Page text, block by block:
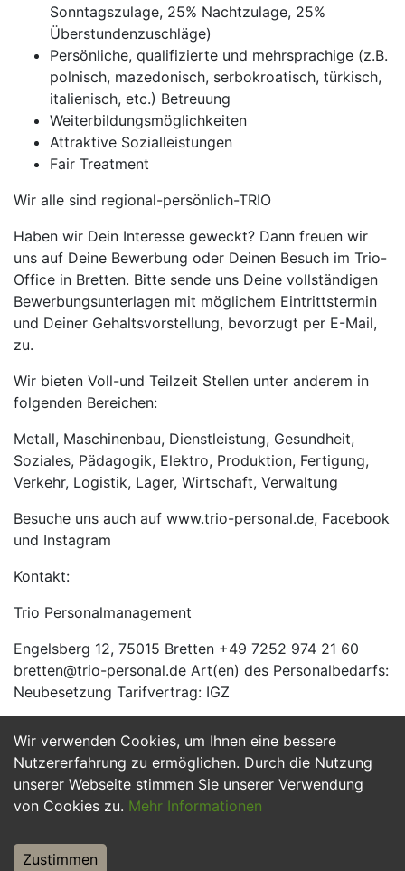
Wir verwenden Cookies, um Ihnen eine bessere
Nutzererfahrung zu ermöglichen. Durch die Nutzung
unserer Webseite stimmen Sie unserer Verwendung
von Cookies zu. Mehr Informationen
Zustimmen
Sonntagszulage, 25% Nachtzulage, 25%
Überstundenzuschläge)
Persönliche, qualifizierte und mehrsprachige (z.B.
polnisch, mazedonisch, serbokroatisch, türkisch,
italienisch, etc.) Betreuung
Weiterbildungsmöglichkeiten
Attraktive Sozialleistungen
Fair Treatment
Wir alle sind regional-persönlich-TRIO
Haben wir Dein Interesse geweckt? Dann freuen wir
uns auf Deine Bewerbung oder Deinen Besuch im Trio-
Office in Bretten. Bitte sende uns Deine vollständigen
Bewerbungsunterlagen mit möglichem Eintrittstermin
und Deiner Gehaltsvorstellung, bevorzugt per E-Mail,
zu.
Wir bieten Voll-und Teilzeit Stellen unter anderem in
folgenden Bereichen:
Metall, Maschinenbau, Dienstleistung, Gesundheit,
Soziales, Pädagogik, Elektro, Produktion, Fertigung,
Verkehr, Logistik, Lager, Wirtschaft, Verwaltung
Besuche uns auch auf www.trio-personal.de, Facebook
und Instagram
Kontakt:
Trio Personalmanagement
Engelsberg 12, 75015 Bretten +49 7252 974 21 60
bretten@trio-personal.de Art(en) des Personalbedarfs:
Neubesetzung Tarifvertrag: IGZ
Jetzt Bewerben